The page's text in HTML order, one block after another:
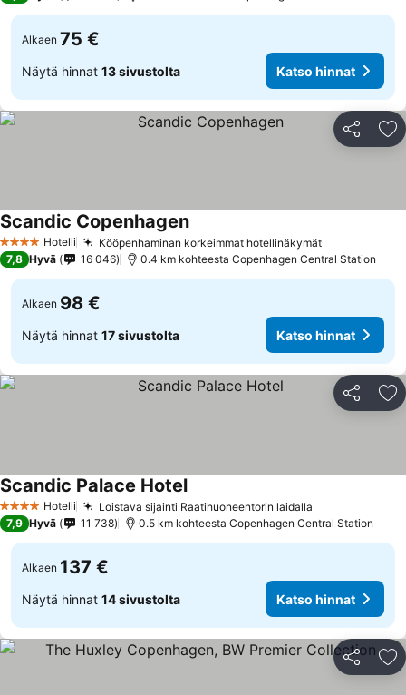
Alkaen 75 €
Näytä hinnat 13 sivustolta Katso hinnat
Jaa
4 Tähtiluokitus
Hotelli Kööpenhaminan korkeimmat hotellinäkymät
Scandic Copenhagen
7,8 Hyvä 16 046 0.4 km kohteesta Copenhagen Central Station
Alkaen 98 €
Näytä hinnat 17 sivustolta Katso hinnat
Jaa
4 Tähtiluokitus
Hotelli Loistava sijainti Raatihuoneentorin laidalla
Scandic Palace Hotel
7,9 Hyvä 11 738 0.5 km kohteesta Copenhagen Central Station
Alkaen 137 €
Näytä hinnat 14 sivustolta Katso hinnat
Jaa